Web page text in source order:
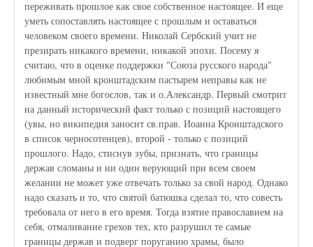
переживать прошлое как свое собственное настоящее. И еще
уметь сопоставлять настоящее с прошлым и оставаться
человеком своего времени. Николай Сербский учит не
презирать никакого времени, никакой эпохи. Посему я
считаю, что в оценке поддержки "Союза русского народа"
любимым мной кронштадским пастырем неправы как не
известный мне богослов, так и о.Александр. Первый смотрит
на данный исторический факт только с позиций настоящего
(увы, но википедия заносит св.прав. Иоанна Кронштадского
в список черносотенцев), второй - только с позиций
прошлого. Надо, стиснув зубы, признать, что границы
держав сломаны и ни один верующий при всем своем
желании не может уже отвечать только за свой народ. Однако
надо сказать и то, что святой батюшка сделал то, что совесть
требовала от него в его время. Тогда взятие православием на
себя, отмаливание грехов тех, кто разрушил те самые
границы держав и подверг поруганию храмы, было